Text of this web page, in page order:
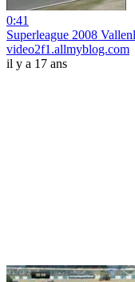
0:41
Superleague 2008
video2f1.allmyblog.com
il y a 17 ans